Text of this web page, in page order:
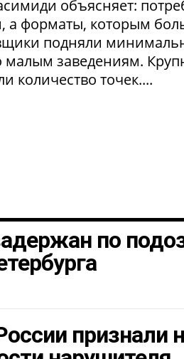
объясняет:
а форматы, которым
подняли
заведениям.
количество точек....
по
признали